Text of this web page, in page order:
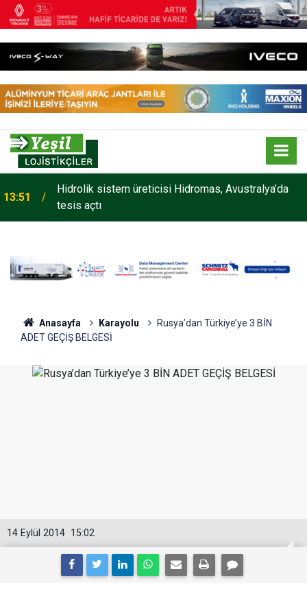
13:51
Hidrolik sistem üreticisi Hidromas, Avustralya’da
tesis açtı
Anasayfa Karayolu
Rusya’dan Türkiye’ye 3 BİN
ADET GEÇİŞ BELGESİ
15:02
14 Eylül 2014